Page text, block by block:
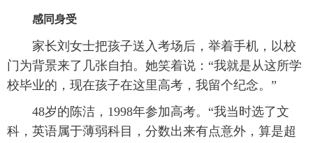
感同身受
家长刘女士把孩子送入考场后，举着手机，以校
门为背景来了几张自拍。她笑着说：“我就是从这所学
校毕业的，现在孩子在这里高考，我留个纪念。”
48岁的陈洁，1998年参加高考。“我当时选了文
科，英语属于薄弱科目，分数出来有点意外，算是超